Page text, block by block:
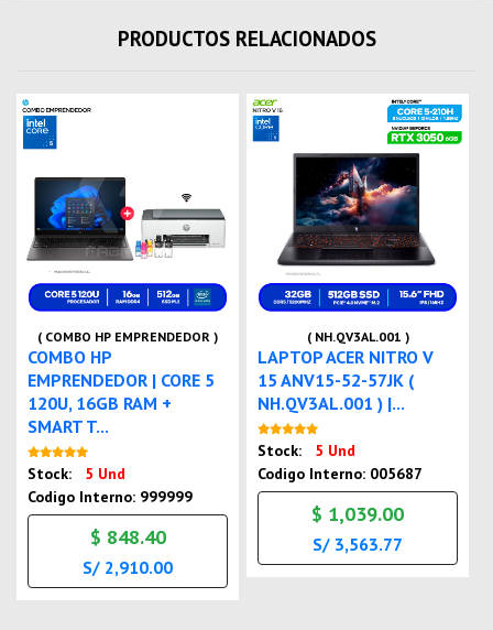
PRODUCTOS RELACIONADOS
( COMBO HP EMPRENDEDOR )
COMBO HP
EMPRENDEDOR | CORE 5
120U, 16GB RAM +
SMART T...
Stock:
5 Und
Codigo Interno: 999999
$ 848.40
S/ 2,910.00
( NH.QV3AL.001 )
LAPTOP ACER NITRO V
15 ANV15-52-57JK (
NH.QV3AL.001 ) |...
Stock:
5 Und
Codigo Interno: 005687
$ 1,039.00
S/ 3,563.77